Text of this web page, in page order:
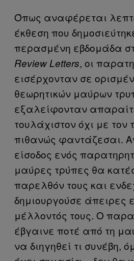
Όπως αναφέρεται
έκθεση που
περασμένη εβδομάδα
Review Letters, οι
εισέρχονταν σε
θεωρητικών μαύρων
εξαλείφονταν
τουλάχιστον όχι με τον
πιθανώς φαντάζεσαι.
είσοδος ενός
μαύρες τρύπες θα
παρελθόν τους και
δημιουργούσε άπειρες
μέλλοντός τους. Ο
έβγαινε ποτέ από τη
να διηγηθεί τι συνέβη,